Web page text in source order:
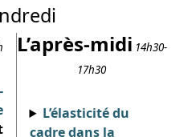
L’après-midi 14h30-
17h30
L’élasticité du
cadre dans la